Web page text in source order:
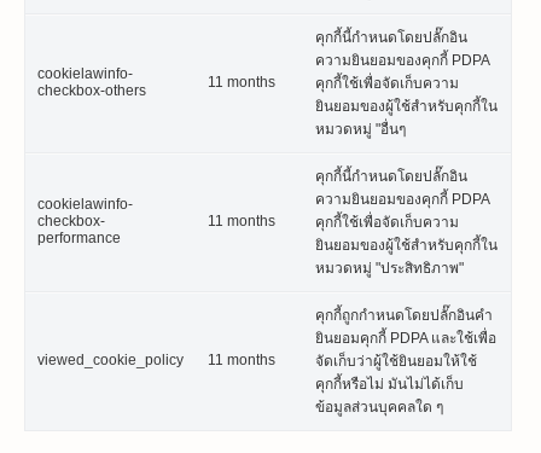
cookielawinfo-
checkbox-others
11 months
คุกกี้นี้กำหนดโดยปลั๊กอิน
ความยินยอมของคุกกี้ PDPA
คุกกี้ใช้เพื่อจัดเก็บความ
ยินยอมของผู้ใช้สำหรับคุกกี้ใน
หมวดหมู่ "อื่นๆ
cookielawinfo-
checkbox-
performance
11 months
คุกกี้นี้กำหนดโดยปลั๊กอิน
ความยินยอมของคุกกี้ PDPA
คุกกี้ใช้เพื่อจัดเก็บความ
ยินยอมของผู้ใช้สำหรับคุกกี้ใน
หมวดหมู่ "ประสิทธิภาพ"
viewed_cookie_policy 11 months
คุกกี้ถูกกำหนดโดยปลั๊กอินคำ
ยินยอมคุกกี้ PDPA และใช้เพื่อ
จัดเก็บว่าผู้ใช้ยินยอมให้ใช้
คุกกี้หรือไม่ มันไม่ได้เก็บ
ข้อมูลส่วนบุคคลใด ๆ